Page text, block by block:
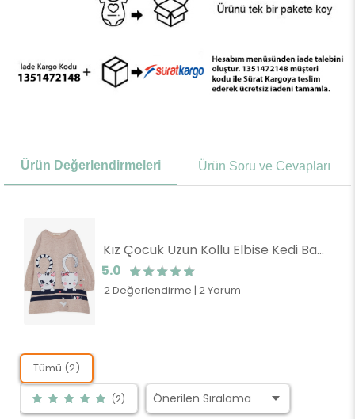
Ürün Değerlendirmeleri Ürün Soru ve Cevapları
Kız Çocuk Uzun Kollu Elbise Kedi Baskılı Bej Melanj (4 Yaş)
5.0
2 Değerlendirme | 2 Yorum
Tümü (2)
(2)